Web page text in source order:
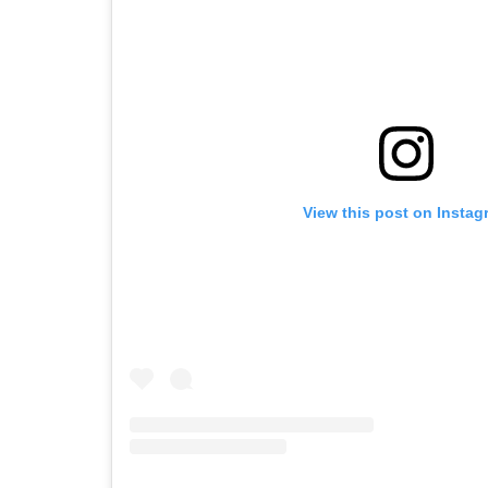
View this post on